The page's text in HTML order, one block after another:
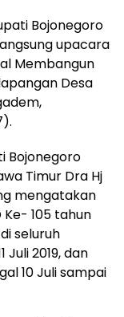
Bojonegoro
upacara
Membangun
Desa
Bojonegoro
Timur Dra Hj
mengatakan
105 tahun
seluruh
Juli 2019, dan
10 Juli sampai